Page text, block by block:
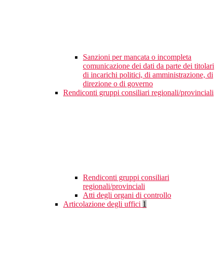
Sanzioni per mancata o incompleta
comunicazione dei dati da parte dei titolari
di incarichi politici, di amministrazione, di
direzione o di governo
Rendiconti gruppi consiliari regionali/provinciali
Rendiconti gruppi consiliari
regionali/provinciali
Atti degli organi di controllo
Articolazione degli uffici 1